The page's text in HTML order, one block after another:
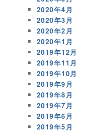
2020年4月
2020年3月
2020年2月
2020年1月
2019年12月
2019年11月
2019年10月
2019年9月
2019年8月
2019年7月
2019年6月
2019年5月